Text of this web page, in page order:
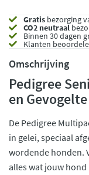
Gratis bezorging
CO2 neutraal
Binnen 30 dagen
Klanten
Omschrijving
Pedigree
en
De Pedigree
in gelei, speciaal
wordende honden.
alles wat jouw